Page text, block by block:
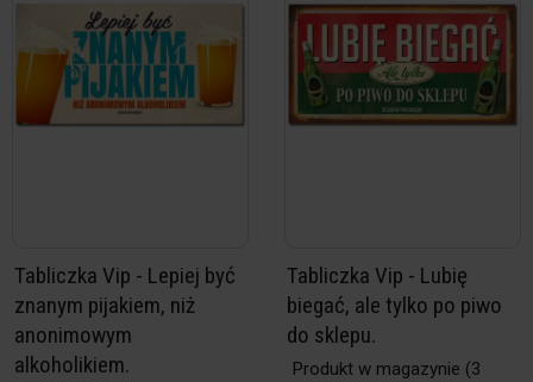
Tabliczka Vip - Lepiej być
znanym pijakiem, niż
anonimowym
alkoholikiem.
Tabliczka Vip - Lubię
biegać, ale tylko po piwo
do sklepu.
Produkt w magazynie (3